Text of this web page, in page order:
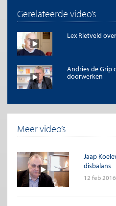
Gerelateerde video’s
Lex Rietveld
Andries de Grip
doorwerken
Meer video’s
Jaap
disbalans
12 feb 2016